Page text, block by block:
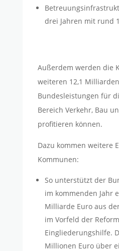
drei Jahren mit rund
Außerdem werden die
weiteren 12,1
Bundesleistungen für
Bereich Verkehr, Bau
profitieren können.
Dazu kommen weitere
Kommunen:
So unterstützt der
im kommenden Jahr
Milliarde Euro aus
im Vorfeld der
Eingliederungshilfe.
Millionen Euro über